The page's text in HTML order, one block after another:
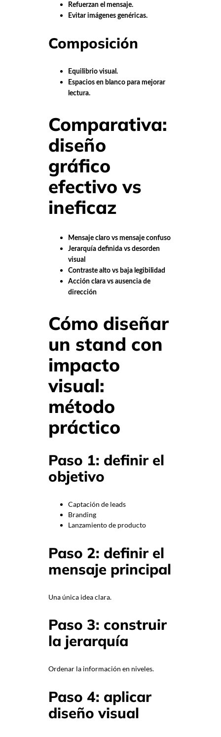
Refuerzan el mensaje.
Evitar imágenes genéricas.
Composición
Equilibrio visual.
Espacios en blanco para mejorar
lectura.
Comparativa:
diseño
gráfico
efectivo vs
ineficaz
Mensaje claro vs mensaje confuso
Jerarquía definida vs desorden
visual
Contraste alto vs baja legibilidad
Acción clara vs ausencia de
dirección
Cómo diseñar
un stand con
impacto
visual:
método
práctico
Paso 1: definir el
objetivo
Captación de leads
Branding
Lanzamiento de producto
Paso 2: definir el
mensaje principal
Una única idea clara.
Paso 3: construir
la jerarquía
Ordenar la información en niveles.
Paso 4: aplicar
diseño visual